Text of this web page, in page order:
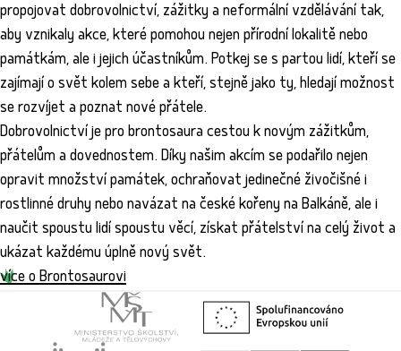
propojovat dobrovolnictví, zážitky a neformální vzdělávání tak,
aby vznikaly akce, které pomohou nejen přírodní lokalitě nebo
památkám, ale i jejich účastníkům. Potkej se s partou lidí, kteří se
zajímají o svět kolem sebe a kteří, stejně jako ty, hledají možnost
se rozvíjet a poznat nové přátele.
Dobrovolnictví je pro brontosaura cestou k novým zážitkům,
přátelům a dovednostem. Díky našim akcím se podařilo nejen
opravit množství památek, ochraňovat jedinečné živočišné i
rostlinné druhy nebo navázat na české kořeny na Balkáně, ale i
naučit spoustu lidí spoustu věcí, získat přátelství na celý život a
ukázat každému úplně nový svět.
více o Brontosaurovi